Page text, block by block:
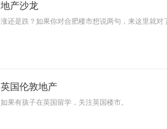
地产沙龙
涨还是跌？如果你对合肥楼市想说两句，来这里就对
英国伦敦地产
如果有孩子在英国留学，关注英国楼市。